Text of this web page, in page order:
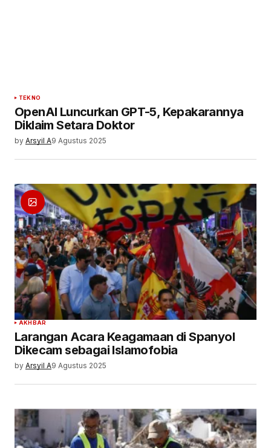
TEKNO
OpenAI Luncurkan GPT-5, Kepakarannya
Diklaim Setara Doktor
by Arsyil A9 Agustus 2025
AKHBAR
Larangan Acara Keagamaan di Spanyol
Dikecam sebagai Islamofobia
by Arsyil A9 Agustus 2025